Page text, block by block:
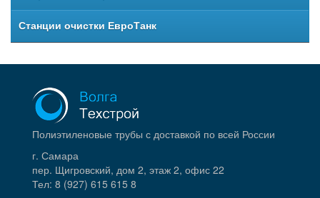
Станции очистки ЕвроТанк
Полиэтиленовые трубы с доставкой по всей России
г. Самара
пер. Щигровский, дом 2, этаж 2, офис 22
Тел: 8 (927) 615 615 8